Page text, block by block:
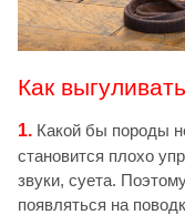
Как
1. Какой бы породы
становится плохо
звуки, суета.
появляться на